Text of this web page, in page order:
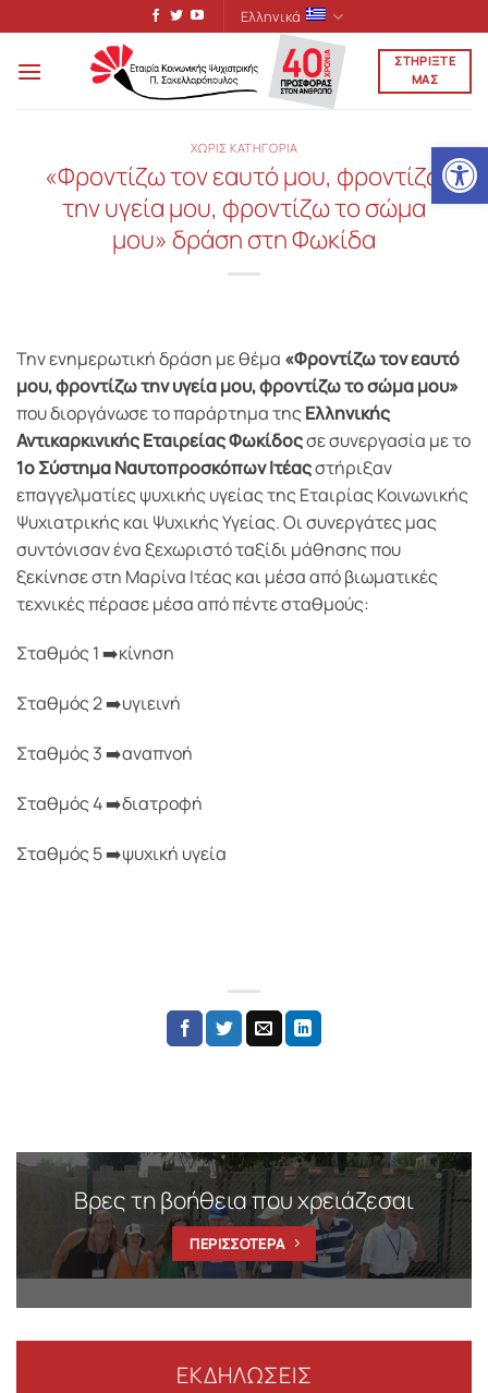
στο
περιεχόμενο
Ελληνικά
ΣΤΗΡΙΞΤΕ
ΜΑΣ
ΧΩΡΙΣ ΚΑΤΗΓΟΡΙΑ
«Φροντίζω τον εαυτό μου, φροντίζω
την υγεία μου, φροντίζω το σώμα
μου» δράση στη Φωκίδα
Την ενημερωτική δράση με θέμα «Φροντίζω τον εαυτό
μου, φροντίζω την υγεία μου, φροντίζω το σώμα μου»
που διοργάνωσε το παράρτημα της Ελληνικής
Αντικαρκινικής Εταιρείας Φωκίδοςσε συνεργασία με το
1ο Σύστημα Ναυτοπροσκόπων Ιτέαςστήριξαν
επαγγελματίες ψυχικής υγείας της Εταιρίας Κοινωνικής
Ψυχιατρικής και Ψυχικής Υγείας. Οι συνεργάτες μας
συντόνισαν ένα ξεχωριστό ταξίδι μάθησης που
ξεκίνησε στη Μαρίνα Ιτέας και μέσα από βιωματικές
τεχνικές πέρασε μέσα από πέντε σταθμούς:
Σταθμός 1 ➡️κίνηση
Σταθμός 2 ➡️υγιεινή
Σταθμός 3 ➡️αναπνοή
Σταθμός 4 ➡️διατροφή
Σταθμός 5 ➡️ψυχική υγεία
Βρες τη βοήθεια που χρειάζεσαι
ΠΕΡΙΣΣΟΤΕΡΑ
ΕΚΔΗΛΩΣΕΙΣ